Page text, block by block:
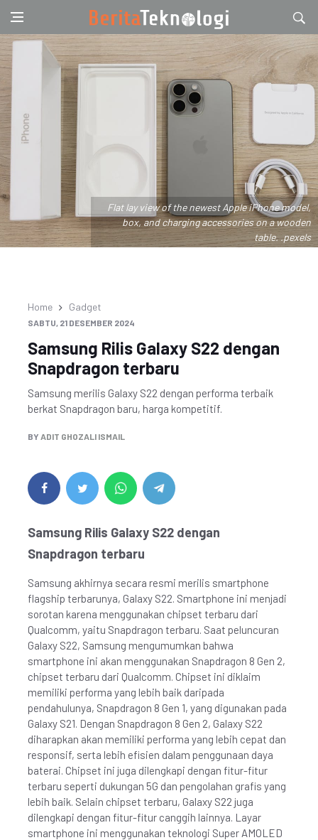
Flat lay view of the newest Apple iPhone model,
box, and charging accessories on a wooden
table. .pexels
Home Gadget
SABTU, 21 DESEMBER 2024
Samsung Rilis Galaxy S22 dengan
Snapdragon terbaru
Samsung merilis Galaxy S22 dengan performa terbaik
berkat Snapdragon baru, harga kompetitif.
BY ADIT GHOZALI ISMAIL
Samsung Rilis Galaxy S22 dengan
Snapdragon terbaru
Samsung akhirnya secara resmi merilis smartphone
flagship terbarunya, Galaxy S22. Smartphone ini menjadi
sorotan karena menggunakan chipset terbaru dari
Qualcomm, yaitu Snapdragon terbaru. Saat peluncuran
Galaxy S22, Samsung mengumumkan bahwa
smartphone ini akan menggunakan Snapdragon 8 Gen 2,
chipset terbaru dari Qualcomm. Chipset ini diklaim
memiliki performa yang lebih baik daripada
pendahulunya, Snapdragon 8 Gen 1, yang digunakan pada
Galaxy S21. Dengan Snapdragon 8 Gen 2, Galaxy S22
diharapkan akan memiliki performa yang lebih cepat dan
responsif, serta lebih efisien dalam penggunaan daya
baterai. Chipset ini juga dilengkapi dengan fitur-fitur
terbaru seperti dukungan 5G dan pengolahan grafis yang
lebih baik. Selain chipset terbaru, Galaxy S22 juga
dilengkapi dengan fitur-fitur canggih lainnya. Layar
smartphone ini menggunakan teknologi Super AMOLED